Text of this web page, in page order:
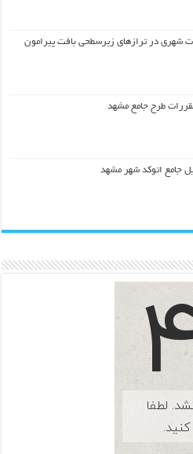
شهري در ترازهاي زیرسطحی بافت پیرامون
طرح جامع مشهد
جامع اتوکد شهر مشهد